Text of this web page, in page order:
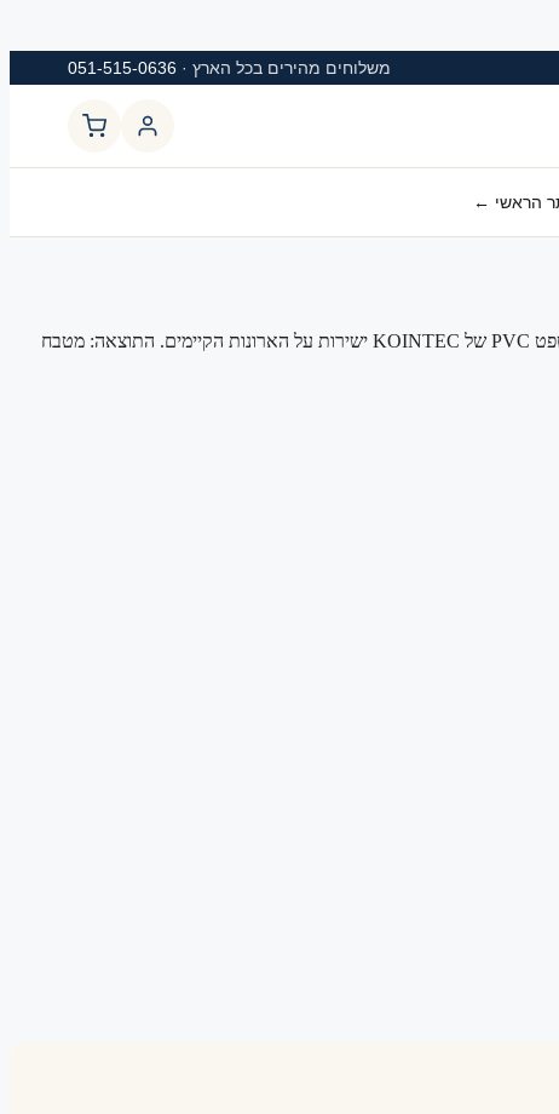
משלוחים מהירים בכל הארץ · 051-515-0636
הראשי ←
ארונות מטבח ישנים, צבע שמתקלף, או עיצוב שכבר לא מתאים? במקום להחליף מטבח שלם (עשרות אלפי שקלים + שבועות של בלגן) – מדביקים טפט PVC של KOINTEC ישירות על הארונות הקיימים. התוצאה: מטבח